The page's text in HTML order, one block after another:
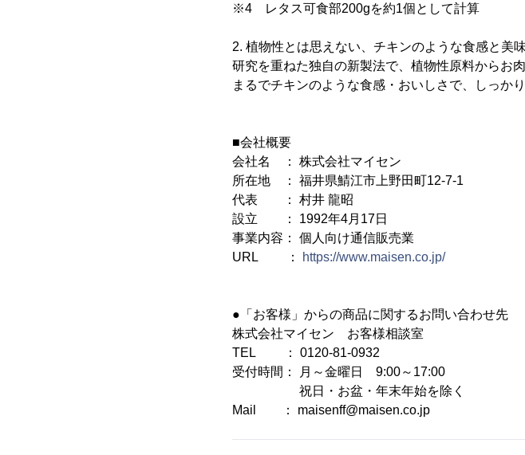
※4 レタス可食部200gを約1個として計算
2. 植物性とは思えない、チキンのような食感と美味
研究を重ねた独自の新製法で、植物性原料からお
まるでチキンのような食感・おいしさで、しっか
■会社概要
会社名 ： 株式会社マイセン
所在地 ： 福井県鯖江市上野田町12-7-1
代表 ： 村井 龍昭
設立 ： 1992年4月17日
事業内容： 個人向け通信販売業
URL ：
https://www.maisen.co.jp/
●「お客様」からの商品に関するお問い合わせ先
株式会社マイセン お客様相談室
TEL ： 0120-81-0932
受付時間： 月～金曜日 9:00～17:00
祝日・お盆・年末年始を除く
Mail ： maisenff@maisen.co.jp